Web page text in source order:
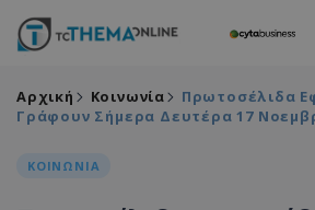
Αρχική Κοινωνία
Πρωτοσέλιδα
Γράφουν Σήμερα Δευτέρα 17
ΚΟΙΝΩΝΙΑ